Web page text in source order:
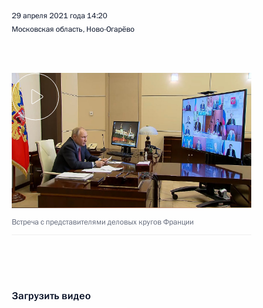
29 апреля 2021 года 14:20
Московская область, Ново-Огарёво
Встреча с представителями деловых кругов Франции
Загрузить видео